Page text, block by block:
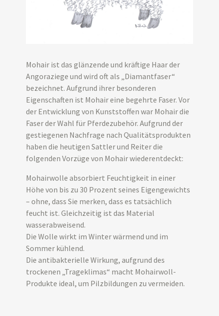
Mohair ist das glänzende und kräftige Haar der
Angoraziege und wird oft als „Diamantfaser“
bezeichnet. Aufgrund ihrer besonderen
Eigenschaften ist Mohair eine begehrte Faser. Vor
der Entwicklung von Kunststoffen war Mohair die
Faser der Wahl für Pferdezubehör. Aufgrund der
gestiegenen Nachfrage nach Qualitätsprodukten
haben die heutigen Sattler und Reiter die
folgenden Vorzüge von Mohair wiederentdeckt:
Mohairwolle absorbiert Feuchtigkeit in einer
Höhe von bis zu 30 Prozent seines Eigengewichts
– ohne, dass Sie merken, dass es tatsächlich
feucht ist. Gleichzeitig ist das Material
wasserabweisend.
Die Wolle wirkt im Winter wärmend und im
Sommer kühlend.
Die antibakterielle Wirkung, aufgrund des
trockenen „Trageklimas“ macht Mohairwoll-
Produkte ideal, um Pilzbildungen zu vermeiden.